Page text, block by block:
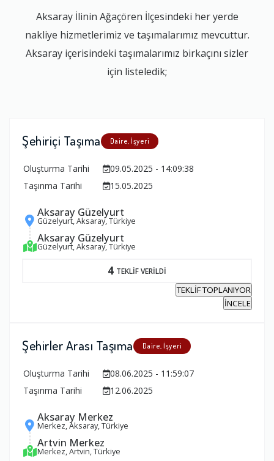
Aksaray İlinin Ağaçören İlçesindeki her yerde
nakliye hizmetlerimiz ve taşımalarımız mevcuttur.
Aksaray içerisindeki taşımalarımız birkaçını sizler
için listeledik;
Şehiriçi Taşıma Daire, İşyeri
Oluşturma Tarihi
09.05.2025 - 14:09:38
Taşınma Tarihi
15.05.2025
Aksaray Güzelyurt
Güzelyurt, Aksaray, Türkiye
Aksaray Güzelyurt
Güzelyurt, Aksaray, Türkiye
4 TEKLİF VERİLDİ
TEKLİF TOPLANIYOR
İNCELE
Şehirler Arası Taşıma Daire, İşyeri
Oluşturma Tarihi
08.06.2025 - 11:59:07
Taşınma Tarihi
12.06.2025
Aksaray Merkez
Merkez, Aksaray, Türkiye
Artvin Merkez
Merkez, Artvin, Türkiye